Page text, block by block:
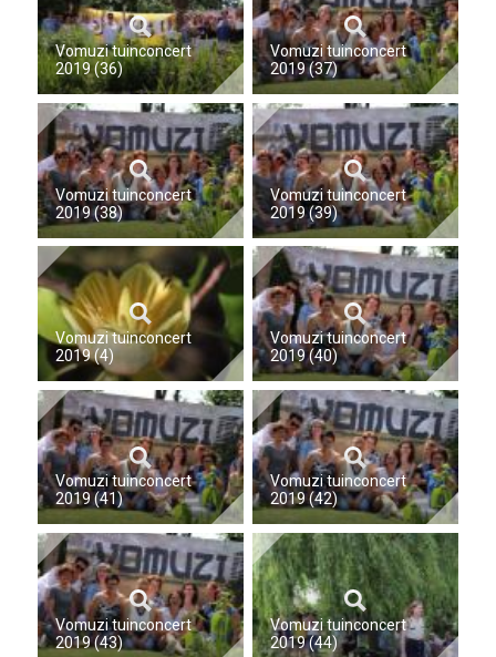
Vomuzi tuinconcert
2019 (36)
Vomuzi tuinconcert
2019 (37)
Vomuzi tuinconcert
2019 (38)
Vomuzi tuinconcert
2019 (39)
Vomuzi tuinconcert
2019 (4)
Vomuzi tuinconcert
2019 (40)
Vomuzi tuinconcert
2019 (41)
Vomuzi tuinconcert
2019 (42)
Vomuzi tuinconcert
2019 (43)
Vomuzi tuinconcert
2019 (44)